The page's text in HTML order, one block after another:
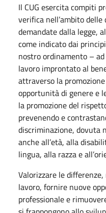
Il CUG esercita compiti
verifica nell’ambito
demandate dalla legge,
come indicato dai
nostro ordinamento –
lavoro improntato al
attraverso la
opportunità di genere e
la promozione del
prevenendo e
discriminazione, dovuta
anche all’età, alla
lingua, alla razza e
Valorizzare le
lavoro, fornire nuove
professionale e